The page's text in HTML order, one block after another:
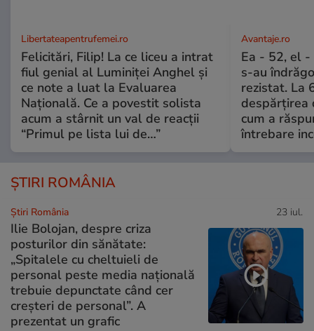
Libertateapentrufemei.ro
Felicitări, Filip! La ce liceu a intrat
fiul genial al Luminiței Anghel și
ce note a luat la Evaluarea
Națională. Ce a povestit solista
acum a stârnit un val de reacții
“Primul pe lista lui de…”
Avantaje.ro
Ea - 52, el -
s-au
rezistat. La
despărțirea
cum a
întrebare
ȘTIRI ROMÂNIA
Știri România 23 iul.
Ilie Bolojan, despre criza
posturilor din sănătate:
„Spitalele cu cheltuieli de
personal peste media națională
trebuie depunctate când cer
creșteri de personal”. A
prezentat un grafic